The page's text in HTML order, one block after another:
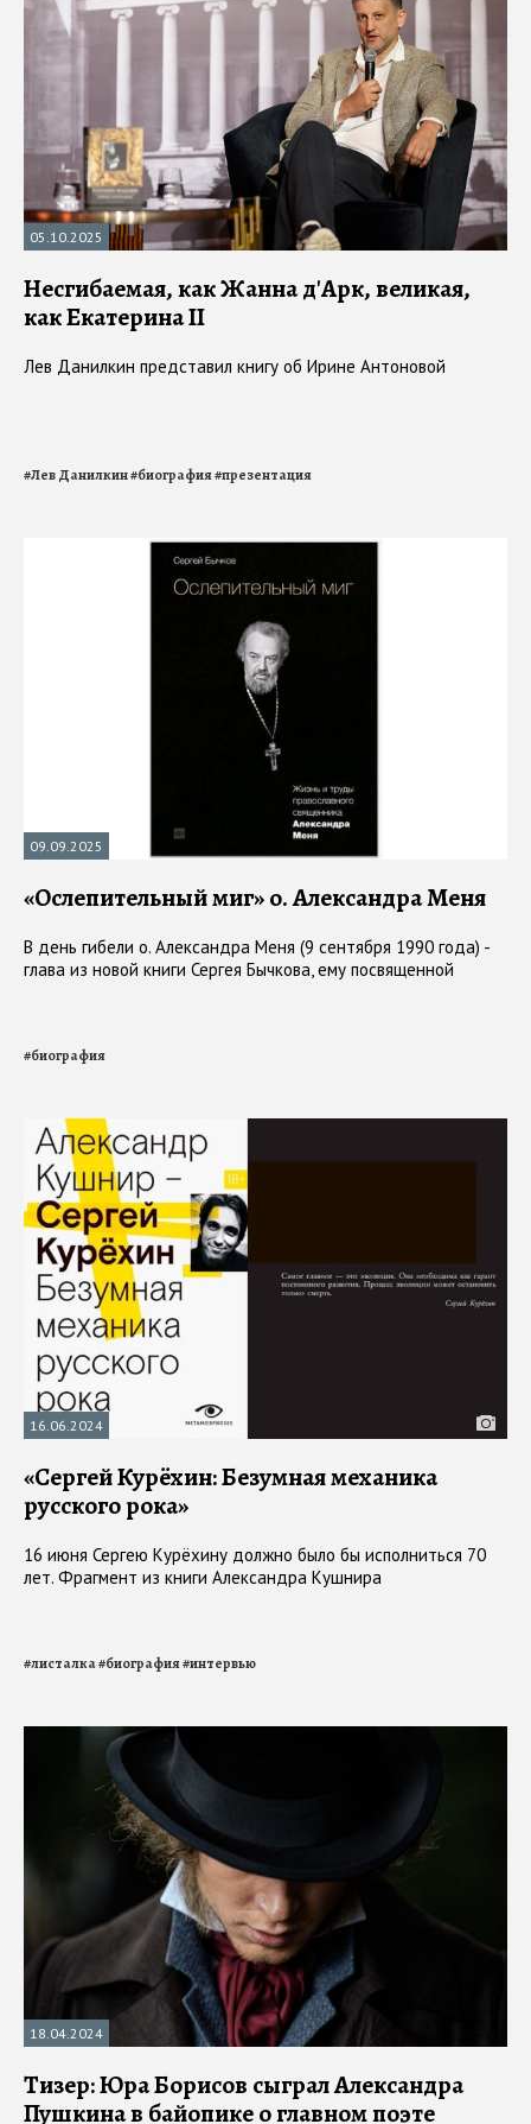
05.10.2025
Несгибаемая, как Жанна д'Арк, великая,
как Екатерина II
Лев Данилкин представил книгу об Ирине Антоновой
#Лев Данилкин#биография#презентация
09.09.2025
«Ослепительный миг» о. Александра Меня
В день гибели о. Александра Меня (9 сентября 1990 года) -
глава из новой книги Сергея Бычкова, ему посвященной
#биография
16.06.2024
«Сергей Курёхин: Безумная механика
русского рока»
16 июня Сергею Курёхину должно было бы исполниться 70
лет. Фрагмент из книги Александра Кушнира
#листалка#биография#интервью
18.04.2024
Тизер: Юра Борисов сыграл Александра
Пушкина в байопике о главном поэте